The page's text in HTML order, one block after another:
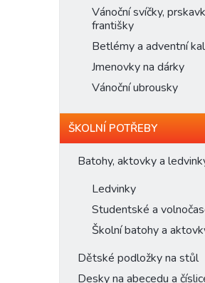
Vánoční svíčky,
františky
Betlémy a adventní
Jmenovky na dárky
Vánoční ubrousky
ŠKOLNÍ POTŘEBY
Batohy, aktovky a
Ledvinky
Studentské a
Školní batohy a
Dětské podložky na stůl
Desky na abecedu a